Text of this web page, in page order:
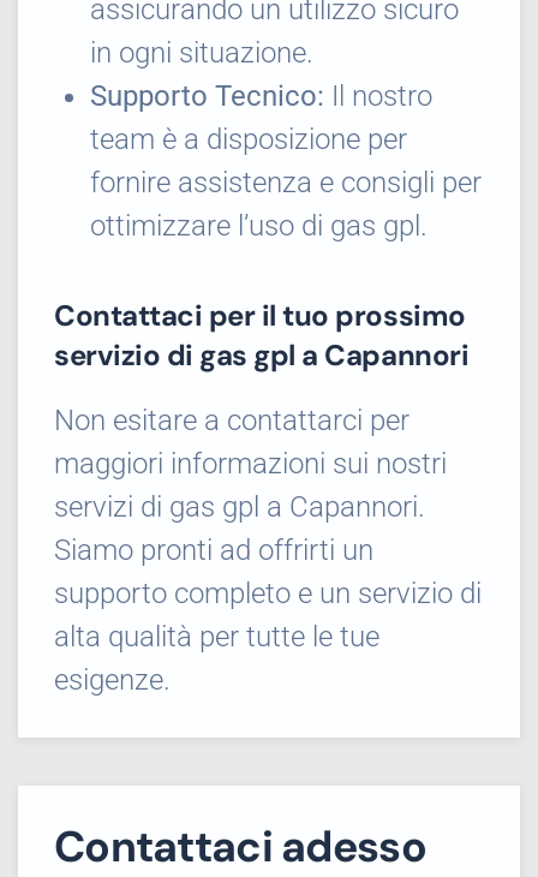
assicurando un utilizzo sicuro
in ogni situazione.
Supporto Tecnico: Il nostro
team è a disposizione per
fornire assistenza e consigli per
ottimizzare l’uso di gas gpl.
Contattaci per il tuo prossimo
servizio di gas gpl a Capannori
Non esitare a contattarci per
maggiori informazioni sui nostri
servizi di gas gpl a Capannori.
Siamo pronti ad offrirti un
supporto completo e un servizio di
alta qualità per tutte le tue
esigenze.
Contattaci adesso